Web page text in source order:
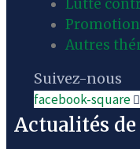
Lutte
Promotion
Autres
Suivez-nous
facebook-square
Actualités